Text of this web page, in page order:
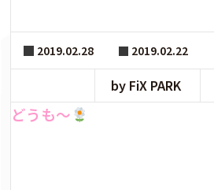
2019.02.28 2019.02.22
by FiX PARK
どうも～